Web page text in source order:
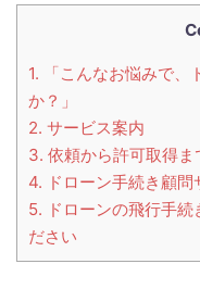
1. 「こんなお悩みで
か？」
2. サービス案内
3. 依頼から許可取得
4. ドローン手続き顧問
5. ドローンの飛行手
ださい